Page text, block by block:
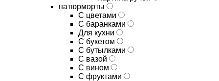
натюрморты
С цветами
С баранками
Для кухни
C букетом
C бутылками
C вазой
C вином
C фруктами